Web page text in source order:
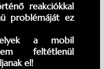
reakciókkal
problémáját ez
a mobil
feltétlenül
el!